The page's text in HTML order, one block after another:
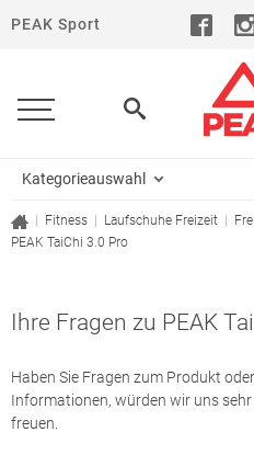
PEAK Sport
Kategorieauswahl
Fitness Laufschuhe Freizeit
PEAK TaiChi 3.0 Pro
Ihre Fragen zu PEAK
Haben Sie Fragen zum Produkt
Informationen, würden wir uns
freuen.